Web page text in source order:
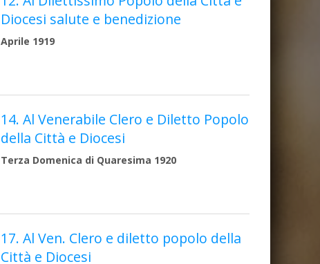
Diocesi salute e benedizione
Aprile 1919
14. Al Venerabile Clero e Diletto Popolo
della Città e Diocesi
Terza Domenica di Quaresima 1920
17. Al Ven. Clero e diletto popolo della
Città e Diocesi